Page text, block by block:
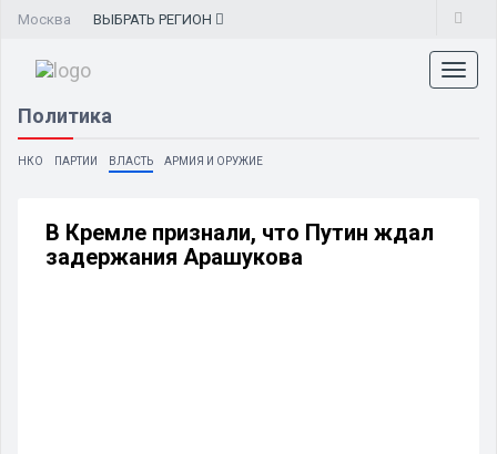
Москва ВЫБРАТЬ РЕГИОН
Политика
НКО ПАРТИИ ВЛАСТЬ АРМИЯ И ОРУЖИЕ
В Кремле признали, что Путин ждал
задержания Арашукова